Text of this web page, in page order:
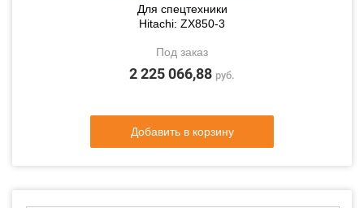
Для спецтехники
Hitachi: ZX850-3
Под заказ
2 225 066,88 руб.
Добавить в корзину